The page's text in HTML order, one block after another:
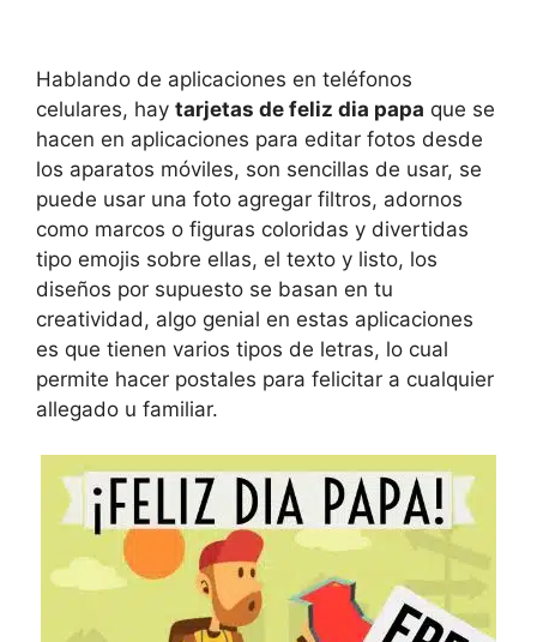
Hablando de aplicaciones en teléfonos
celulares, hay tarjetas de feliz dia papa que se
hacen en aplicaciones para editar fotos desde
los aparatos móviles, son sencillas de usar, se
puede usar una foto agregar filtros, adornos
como marcos o figuras coloridas y divertidas
tipo emojis sobre ellas, el texto y listo, los
diseños por supuesto se basan en tu
creatividad, algo genial en estas aplicaciones
es que tienen varios tipos de letras, lo cual
permite hacer postales para felicitar a cualquier
allegado u familiar.